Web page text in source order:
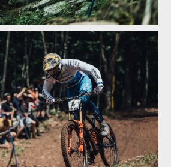
Snowshow: lídři zvětšují náskok
Snowshow: lídři zvětšují náskok
Snowshow: lídři zvětšují náskok